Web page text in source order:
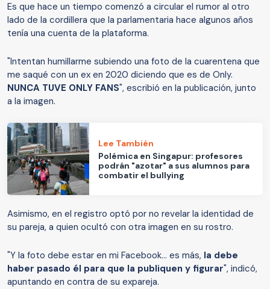
Es que hace un tiempo comenzó a circular el rumor al otro
lado de la cordillera que la parlamentaria hace algunos años
tenía una cuenta de la plataforma.
"Intentan humillarme subiendo una foto de la cuarentena que
me saqué con un ex en 2020 diciendo que es de Only.
NUNCA TUVE ONLY FANS", escribió en la publicación, junto
a la imagen.
Lee También
Polémica en Singapur: profesores
podrán "azotar" a sus alumnos para
combatir el bullying
Asimismo, en el registro optó por no revelar la identidad de
su pareja, a quien ocultó con otra imagen en su rostro.
"Y la foto debe estar en mi Facebook... es más, la debe
haber pasado él para que la publiquen y figurar", indicó,
apuntando en contra de su expareja.